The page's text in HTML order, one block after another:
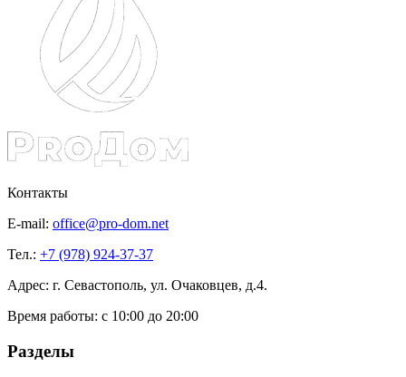
Контакты
E-mail: office@pro-dom.net
Тел.: +7 (978) 924-37-37
Адрес: г. Севастополь, ул. Очаковцев, д.4.
Время работы: с 10:00 до 20:00
Разделы